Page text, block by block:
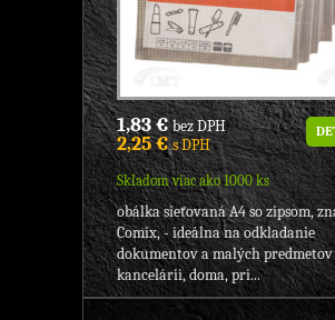
1,83 €bez DPH
2,25 €s DPH
Skladom viac ako 1000 ks
obálka sieťovaná A4 so zipsom,
Comix, - ideálna na odkladanie
dokumentov a malých
kancelárii, doma, pri...